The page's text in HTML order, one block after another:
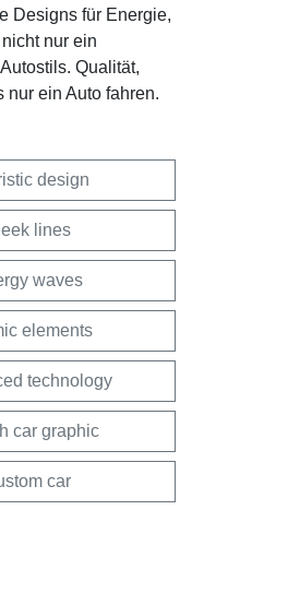
Designs für Energie,
nur ein
Qualität,
nur ein Auto fahren.
design
lines
waves
elements
technology
car graphic
car